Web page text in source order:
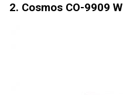
2. Cosmos CO-9909 W